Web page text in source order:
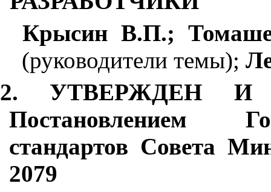
КрысинВ.П.;
(руководители темы);
2. УТВЕРЖДЕН И
Постановлением
стандартов Совета
2079